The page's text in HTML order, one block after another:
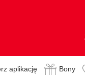
aplikację Bony